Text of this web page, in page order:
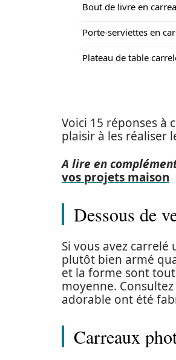
Bout de livre en
Porte-serviettes en
Plateau de table
Voici 15 réponses à
plaisir à les réaliser
A lire en
vos projets maison
Dessous de
Si vous avez carrelé
plutôt bien armé
et la forme sont
moyenne.
adorable ont été
Carreaux